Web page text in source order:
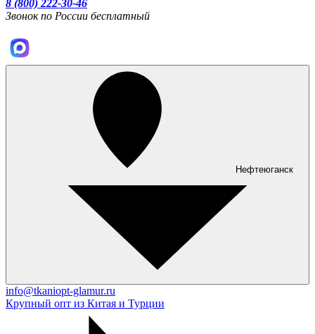
8 (800) 222-30-46
Звонок по России бесплатный
Нефтеюганск
info@tkaniopt-glamur.ru
Крупный опт из Китая и Турции